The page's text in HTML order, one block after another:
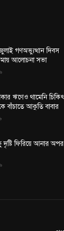
গণঅভ্যুত্থান দিবস
আলোচনা সভা
ঋণেও থামেনি
বাঁচাতে আকুতি বাবার
দৃষ্টি ফিরিয়ে আনার